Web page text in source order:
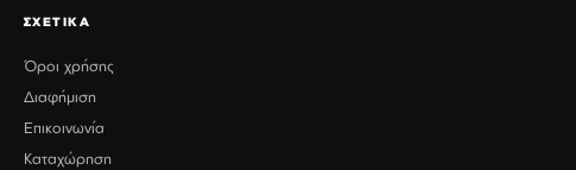
ΣΧΕΤΙΚΑ
Όροι χρήσης
Διαφήμιση
Επικοινωνία
Καταχώρηση